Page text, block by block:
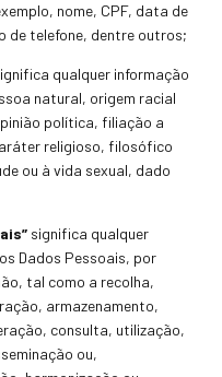
nome, CPF, data de
de telefone, dentre outros;
qualquer informação
natural, origem racial
política, filiação a
religioso, filosófico
ou à vida sexual, dado
significa qualquer
Dados Pessoais, por
tal como a recolha,
armazenamento,
consulta, utilização,
ou,